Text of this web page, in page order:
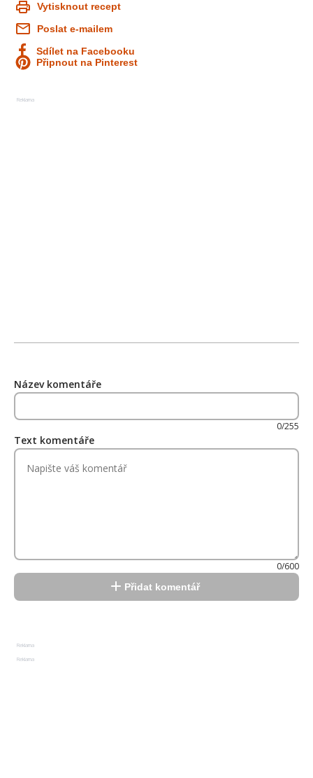
Vytisknout recept
Poslat e-mailem
Sdílet na Facebooku
Připnout na Pinterest
Reklama
Název komentáře
0/255
Text komentáře
0/600
Přidat komentář
Reklama
Reklama